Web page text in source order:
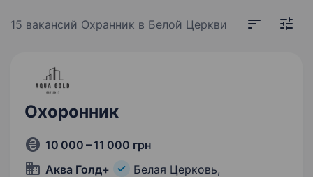
15 вакансий Охранник в Белой Церкви
Охоронник
10 000 – 11 000 грн
Аква Голд+
Белая Церковь,